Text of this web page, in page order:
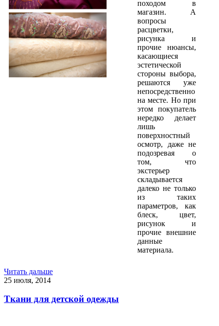
походом в
магазин. А
вопросы
расцветки,
рисунка и
прочие нюансы,
касающиеся
эстетической
стороны выбора,
решаются уже
непосредственно
на месте. Но при
этом покупатель
нередко делает
лишь
поверхностный
осмотр, даже не
подозревая о
том, что
экстерьер
складывается
далеко не только
из таких
параметров, как
блеск, цвет,
рисунок и
прочие внешние
данные
материала.
Читать дальше
25 июля, 2014
Ткани для детской одежды